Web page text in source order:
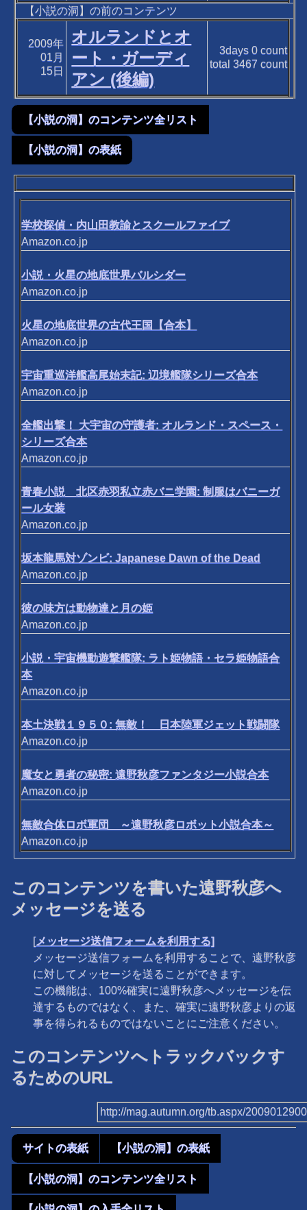
【小説の洞】の前のコンテンツ
2009年
01月
15日
オルランドとオ
ート・ガーディ
アン (後編)
3days 0count
total 3467 count
【小説の洞】のコンテンツ全リスト
【小説の洞】の表紙
学校探偵・内山田教諭とスクールファイブ
Amazon.co.jp
小説・火星の地底世界バルシダー
Amazon.co.jp
火星の地底世界の古代王国【合本】
Amazon.co.jp
宇宙重巡洋艦高尾始末記: 辺境艦隊シリーズ合本
Amazon.co.jp
全艦出撃！ 大宇宙の守護者: オルランド・スペース・
シリーズ合本
Amazon.co.jp
青春小説 北区赤羽私立赤バニ学園: 制服はバニーガ
ール女装
Amazon.co.jp
坂本龍馬対ゾンビ: Japanese Dawn of the Dead
Amazon.co.jp
彼の味方は動物達と月の姫
Amazon.co.jp
小説・宇宙機動遊撃艦隊: ラト姫物語・セラ姫物語合
本
Amazon.co.jp
本土決戦１９５０: 無敵！ 日本陸軍ジェット戦闘隊
Amazon.co.jp
魔女と勇者の秘密: 遠野秋彦ファンタジー小説合本
Amazon.co.jp
無敵合体ロボ軍団 ～遠野秋彦ロボット小説合本～
Amazon.co.jp
このコンテンツを書いた遠野秋彦へ
メッセージを送る
[メッセージ送信フォームを利用する]
メッセージ送信フォームを利用することで、遠野秋彦
に対してメッセージを送ることができます。
この機能は、100%確実に遠野秋彦へメッセージを伝
達するものではなく、また、確実に遠野秋彦よりの返
事を得られるものではないことにご注意ください。
このコンテンツへトラックバックす
るためのURL
http://mag.autumn.org/tb.aspx/
サイトの表紙 【小説の洞】の表紙
【小説の洞】のコンテンツ全リスト